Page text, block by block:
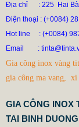
DÙ AI NÓI
SP: XUONG
Địa chỉ : 225 Hai Bà
Điện thoại : (+0084)
Hot line
: (+0084)
Email
:
Gia công inox vàng
gia công ma vang,
GIA CÔNG INOX
TAI BINH